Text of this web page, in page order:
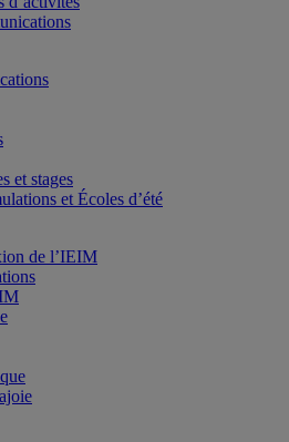
et stages
et Écoles d’été
de l’IEIM